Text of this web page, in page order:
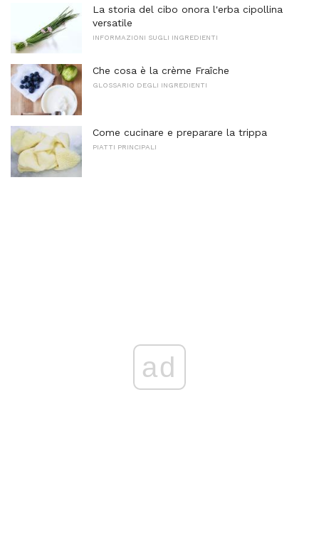
La storia del cibo onora l'erba cipollina
versatile
INFORMAZIONI SUGLI INGREDIENTI
Che cosa è la crème Fraîche
GLOSSARIO DEGLI INGREDIENTI
Come cucinare e preparare la trippa
PIATTI PRINCIPALI
ad